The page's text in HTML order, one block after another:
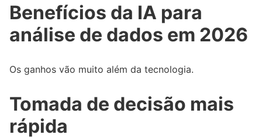
Benefícios da IA para
análise de dados em 2026
Os ganhos vão muito além da tecnologia.
Tomada de decisão mais
rápida